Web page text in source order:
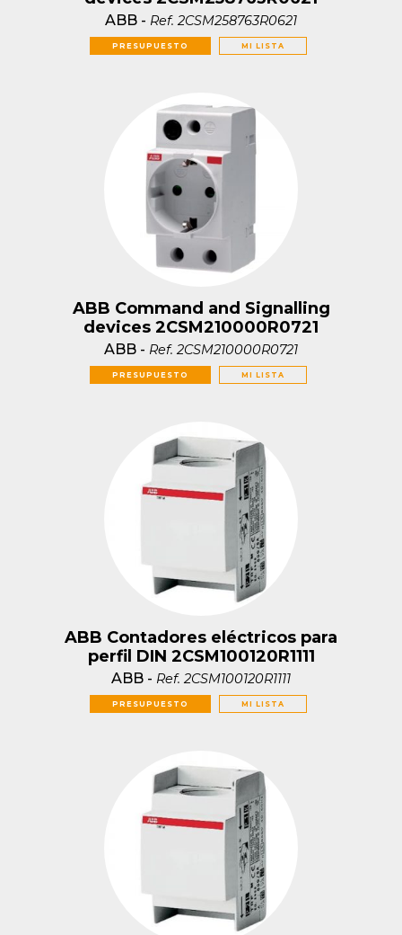
ABB - Ref.2CSM258763R0621
PRESUPUESTO MI LISTA
ABB Command and Signalling
devices 2CSM210000R0721
ABB - Ref.2CSM210000R0721
PRESUPUESTO MI LISTA
ABB Contadores eléctricos para
perfil DIN 2CSM100120R1111
ABB - Ref.2CSM100120R1111
PRESUPUESTO MI LISTA